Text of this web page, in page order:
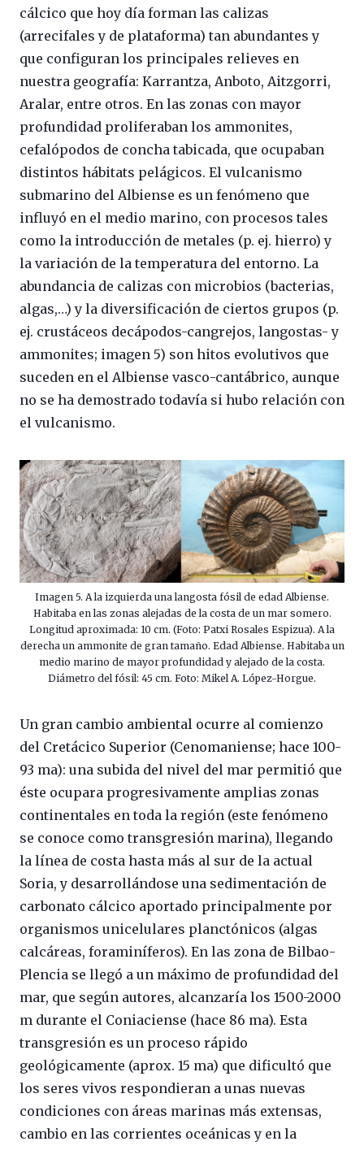
cálcico que hoy día forman las calizas
(arrecifales y de plataforma) tan abundantes y
que configuran los principales relieves en
nuestra geografía: Karrantza, Anboto, Aitzgorri,
Aralar, entre otros. En las zonas con mayor
profundidad proliferaban los ammonites,
cefalópodos de concha tabicada, que ocupaban
distintos hábitats pelágicos. El vulcanismo
submarino del Albiense es un fenómeno que
influyó en el medio marino, con procesos tales
como la introducción de metales (p. ej. hierro) y
la variación de la temperatura del entorno. La
abundancia de calizas con microbios (bacterias,
algas,…) y la diversificación de ciertos grupos (p.
ej. crustáceos decápodos-cangrejos, langostas- y
ammonites; imagen 5) son hitos evolutivos que
suceden en el Albiense vasco-cantábrico, aunque
no se ha demostrado todavía si hubo relación con
el vulcanismo.
Imagen 5. A la izquierda una langosta fósil de edad Albiense.
Habitaba en las zonas alejadas de la costa de un mar somero.
Longitud aproximada: 10 cm. (Foto: Patxi Rosales Espizua). A la
derecha un ammonite de gran tamaño. Edad Albiense. Habitaba un
medio marino de mayor profundidad y alejado de la costa.
Diámetro del fósil: 45 cm. Foto: Mikel A. López-Horgue.
Un gran cambio ambiental ocurre al comienzo
del Cretácico Superior (Cenomaniense; hace 100-
93 ma): una subida del nivel del mar permitió que
éste ocupara progresivamente amplias zonas
continentales en toda la región (este fenómeno
se conoce como transgresión marina), llegando
la línea de costa hasta más al sur de la actual
Soria, y desarrollándose una sedimentación de
carbonato cálcico aportado principalmente por
organismos unicelulares planctónicos (algas
calcáreas, foraminíferos). En las zona de Bilbao-
Plencia se llegó a un máximo de profundidad del
mar, que según autores, alcanzaría los 1500-2000
m durante el Coniaciense (hace 86 ma). Esta
transgresión es un proceso rápido
geológicamente (aprox. 15 ma) que dificultó que
los seres vivos respondieran a unas nuevas
condiciones con áreas marinas más extensas,
cambio en las corrientes oceánicas y en la